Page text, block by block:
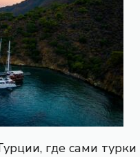
где сами турки